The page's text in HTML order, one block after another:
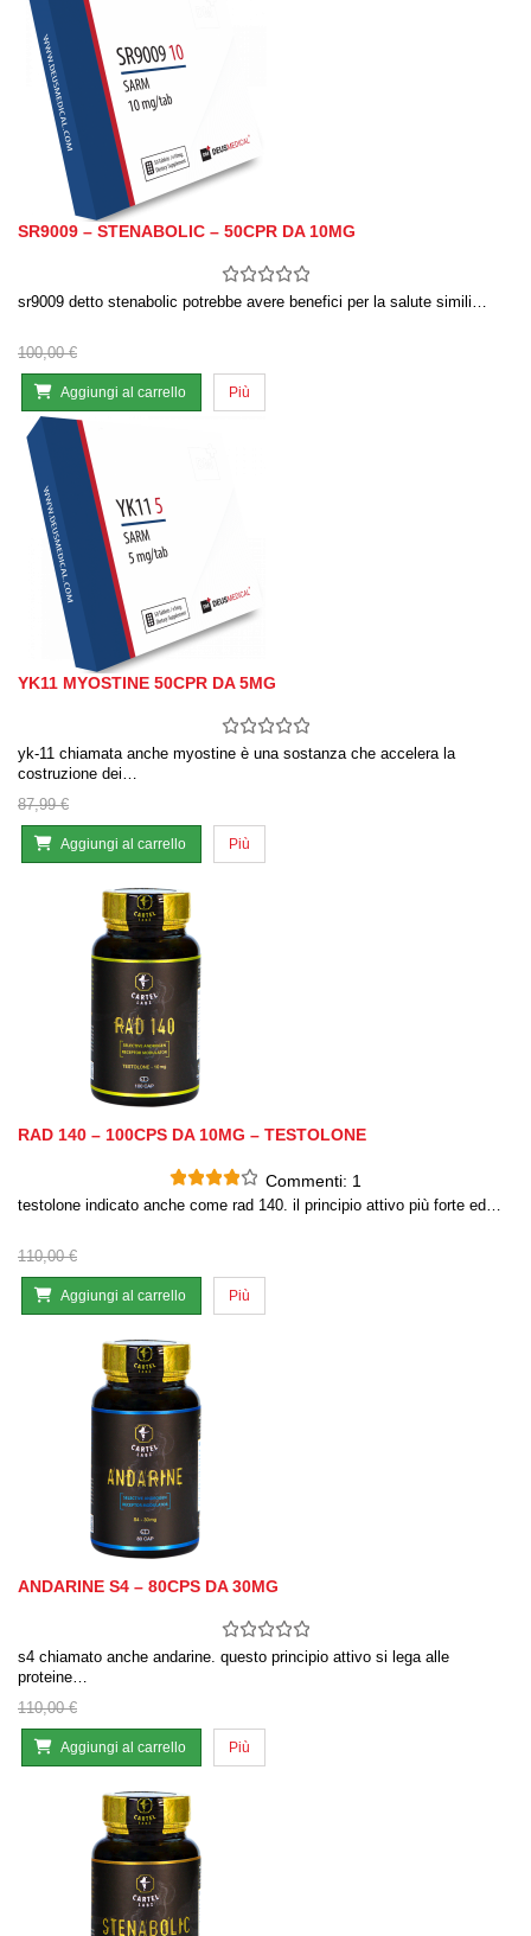
SR9009 – STENABOLIC – 50CPR DA 10MG
sr9009 detto stenabolic potrebbe avere benefici per la salute simili…
100,00 €
Aggiungi al carrello Più
YK11 MYOSTINE 50CPR DA 5MG
yk-11 chiamata anche myostine è una sostanza che accelera la
costruzione dei…
87,99 €
Aggiungi al carrello Più
RAD 140 – 100CPS DA 10MG – TESTOLONE
Commenti: 1
testolone indicato anche come rad 140. il principio attivo più forte ed…
110,00 €
Aggiungi al carrello Più
ANDARINE S4 – 80CPS DA 30MG
s4 chiamato anche andarine. questo principio attivo si lega alle
proteine…
110,00 €
Aggiungi al carrello Più